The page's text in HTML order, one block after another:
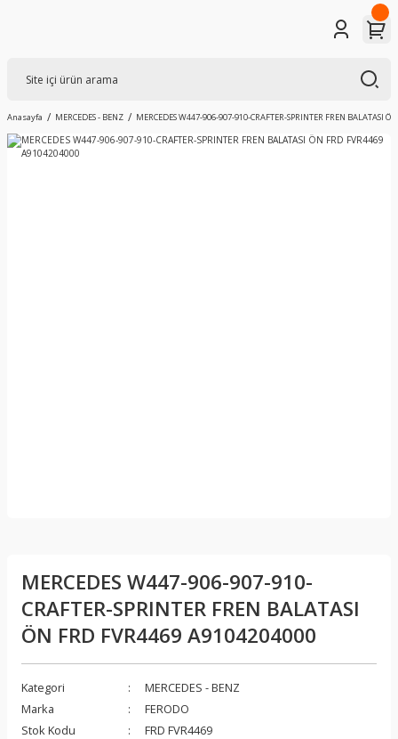
Anasayfa MERCEDES - BENZ MERCEDES W447-906-907-910-CRAFTER-SPRINTER FREN BALATASI
MERCEDES W447-906-907-910-
CRAFTER-SPRINTER FREN BALATASI
ÖN FRD FVR4469 A9104204000
Kategori
MERCEDES - BENZ
Marka
FERODO
Stok Kodu
FRD FVR4469